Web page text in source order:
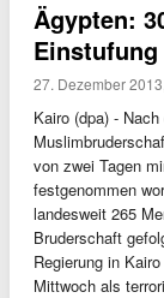
Ägypten:
27. Dezember
Kairo (dpa) -
von zwei Tagen
festgenommen
landesweit 265
Bruderschaft
Regierung in
Mittwoch als